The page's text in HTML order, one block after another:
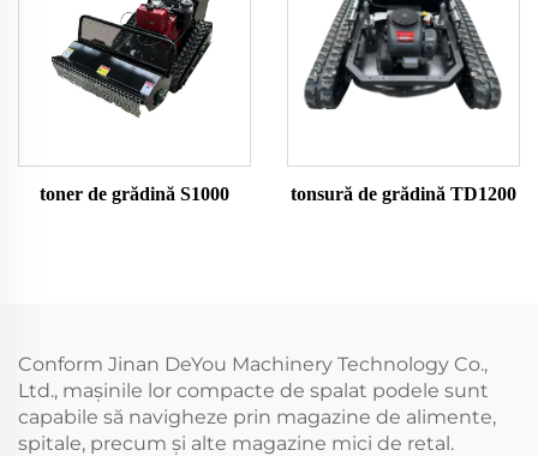
toner de grădină S1000 tonsură de grădină TD1200
Conform Jinan DeYou Machinery Technology Co.,
Ltd., mașinile lor compacte de spalat podele sunt
capabile să navigheze prin magazine de alimente,
spitale, precum și alte magazine mici de retal.